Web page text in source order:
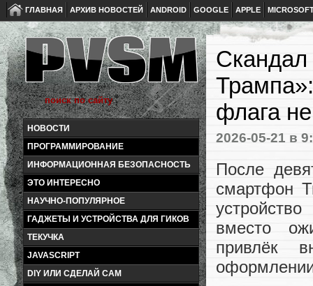
ГЛАВНАЯ АРХИВ НОВОСТЕЙ ANDROID GOOGLE APPLE
НОВОСТИ
ПРОГРАММИРОВАНИЕ
ИНФОРМАЦИОННАЯ БЕЗОПАСНОСТЬ
ЭТО ИНТЕРЕСНО
НАУЧНО-ПОПУЛЯРНОЕ
ГАДЖЕТЫ И УСТРОЙСТВА ДЛЯ ГИКОВ
ТЕКУЧКА
JAVASCRIPT
DIY ИЛИ СДЕЛАЙ САМ
Скандал
флага
2026-05-21 в
После
смартфон
вместо
привлёк